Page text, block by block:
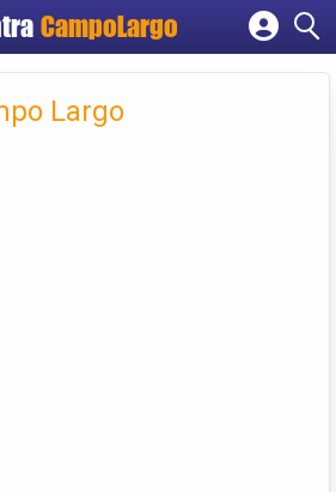
CampoLargo
Cadastrar empresa
Criar conta
Largo